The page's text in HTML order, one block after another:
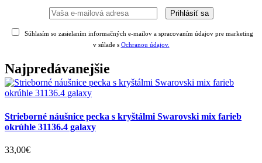
Súhlasím so zasielaním informačných e-mailov a spracovaním údajov pre marketing
v súlade s Ochranou údajov.
Najpredávanejšie
Strieborné náušnice pecka s kryštálmi Swarovski mix farieb
okrúhle 31136.4 galaxy
33,00€